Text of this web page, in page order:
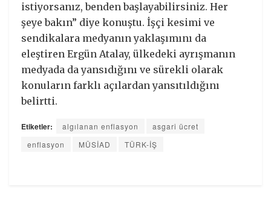
istiyorsanız, benden başlayabilirsiniz. Her
şeye bakın” diye konuştu. İşçi kesimi ve
sendikalara medyanın yaklaşımını da
eleştiren Ergün Atalay, ülkedeki ayrışmanın
medyada da yansıdığını ve sürekli olarak
konuların farklı açılardan yansıtıldığını
belirtti.
Etiketler: algılanan enflasyon
asgari ücret
enflasyon
MÜSİAD TÜRK-İŞ